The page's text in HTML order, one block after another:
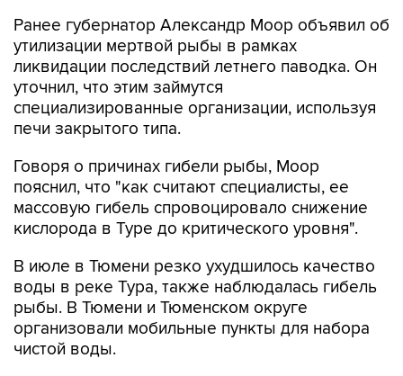
Ранее губернатор Александр Моор объявил об
утилизации мертвой рыбы в рамках
ликвидации последствий летнего паводка. Он
уточнил, что этим займутся
специализированные организации, используя
печи закрытого типа.
Говоря о причинах гибели рыбы, Моор
пояснил, что "как считают специалисты, ее
массовую гибель спровоцировало снижение
кислорода в Туре до критического уровня".
В июле в Тюмени резко ухудшилось качество
воды в реке Тура, также наблюдалась гибель
рыбы. В Тюмени и Тюменском округе
организовали мобильные пункты для набора
чистой воды.